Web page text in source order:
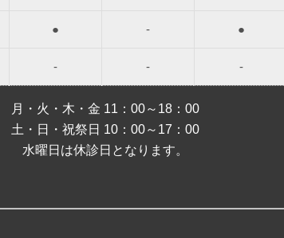
● - ●
- - -
月・火・木・金 11：00～18：00
土・日・祝祭日 10：00～17：00
水曜日は休診日となります。